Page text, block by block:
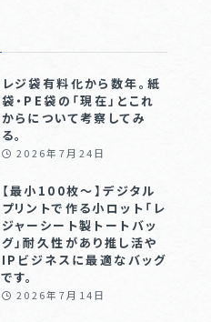
レジ袋有料化から数年。紙
袋・PE袋の「現在」とこれ
からについて考察してみ
る。
2026年7月24日
【最小100枚〜】デジタル
プリントで作る小ロット「レ
ジャーシート製トートバッ
グ」耐久性があり推し活や
IPビジネスに最適なバッグ
です。
2026年7月14日